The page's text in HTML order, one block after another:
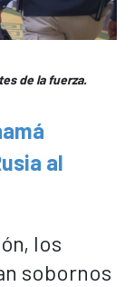
de la fuerza.
al
los
sobornos